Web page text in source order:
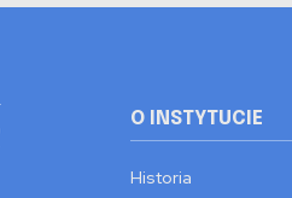
O INSTYTUCIE
Historia